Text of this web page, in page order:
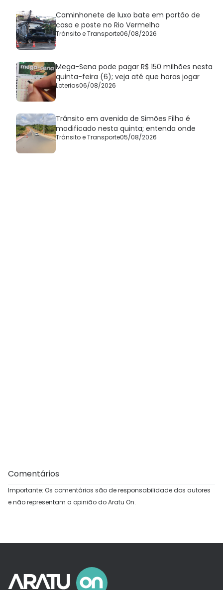
Caminhonete de luxo bate em portão de
casa e poste no Rio Vermelho
Trânsito e Transporte06/08/2026
Mega-Sena pode pagar R$ 150 milhões nesta
quinta-feira (6); veja até que horas jogar
Loterias06/08/2026
Trânsito em avenida de Simões Filho é
modificado nesta quinta; entenda onde
Trânsito e Transporte05/08/2026
Comentários
Importante: Os comentários são de responsabilidade dos autores
e não representam a opinião do Aratu On.